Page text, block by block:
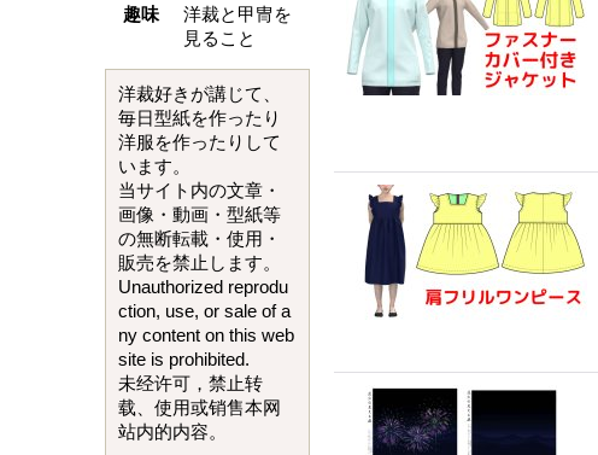
趣味
洋裁と甲冑を
見ること
洋裁好きが講じて、
毎日型紙を作ったり
洋服を作ったりして
います。
当サイト内の文章・
画像・動画・型紙等
の無断転載・使用・
販売を禁止します。
Unauthorized reprodu
ction, use, or sale of a
ny content on this web
site is prohibited.
未经许可，禁止转
载、使用或销售本网
站内的内容。